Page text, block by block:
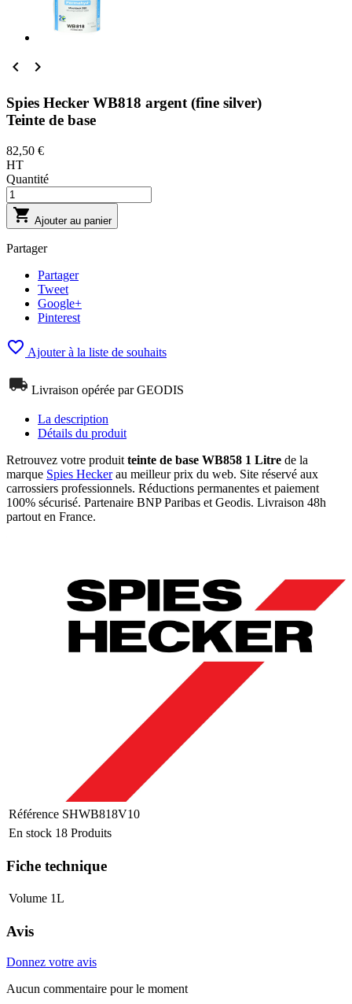
 
Spies Hecker WB818 argent (fine silver)
Teinte de base
82,50 €
HT
Quantité
 Ajouter au panier
Partager
Partager
Tweet
Google+
Pinterest
 Ajouter à la liste de souhaits
Livraison opérée par GEODIS
La description
Détails du produit
Retrouvez votre produit teinte de base WB858 1 Litre de la
marque Spies Heckerau meilleur prix du web. Site réservé aux
carrossiers professionnels. Réductions permanentes et paiement
100% sécurisé. Partenaire BNP Paribas et Geodis. Livraison 48h
partout en France.
Référence SHWB818V10
En stock 18 Produits
Fiche technique
Volume 1L
Avis
Donnez votre avis
Aucun commentaire pour le moment